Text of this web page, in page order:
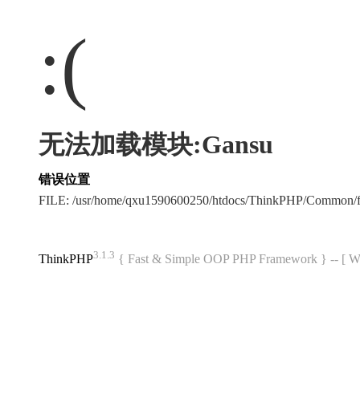
:(
无法加载模块:Gansu
错误位置
FILE: /usr/home/qxu1590600250/htdocs/ThinkPHP/
ThinkPHP3.1.3 { Fast & Simple OOP PHP Framework } -- [